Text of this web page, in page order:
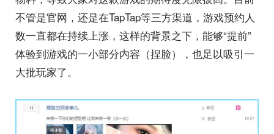
不管是官网，还是在TapTap等三方渠道，游戏预约人
数一直都在持续上涨，这样的背景之下，能够“提前”
体验到游戏的一小部分内容（捏脸），也足以吸引一
大批玩家了。